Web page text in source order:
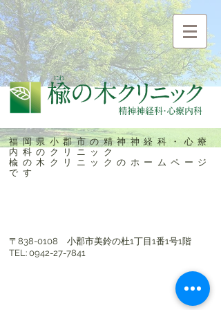
福岡県小郡市の精神神経科・心療
内科のクリニック
楡の木クリニックのホームページ
です
〒838-0108​ 小郡市美鈴の杜1丁目1番1号1階
TEL: 0942-27-7841